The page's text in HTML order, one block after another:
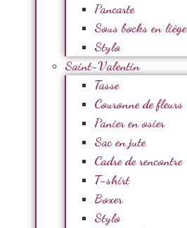
Pancarte
Sous bocks en liège
Stylo
Saint-Valentin
Tasse
Couronne de fleurs
Panier en osier
Sac en jute
Cadre de rencontre
T-shirt
Boxer
Stylo